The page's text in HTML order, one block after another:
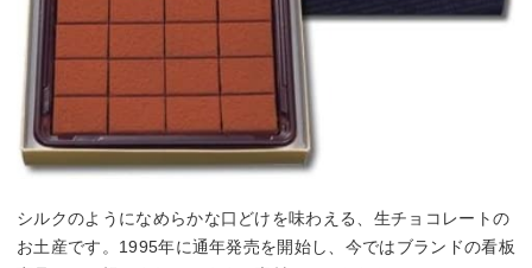
シルクのようになめらかな口どけを味わえる、生チョコレートの
お土産です。1995年に通年発売を開始し、今ではブランドの看板